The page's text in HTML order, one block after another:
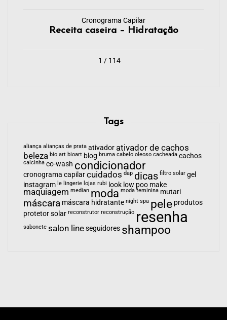
Cronograma Capilar
Receita caseira – Hidratação
1 / 114
Tags
aliança alianças de prata ativador ativador de cachos
beleza bio art bioart blog bruma cabelo oleoso cacheada cachos
calcinha co-wash condicionador
cronograma capilarcuidados dap dicas filtro solar gel
instagram le lingerie lojas rubi look low poo make
maquiagem median moda moda feminina mutari
máscara máscara hidratante night spa pele produtos
protetor solar reconstrutor reconstrução resenha
sabonete salon lineseguidores shampoo